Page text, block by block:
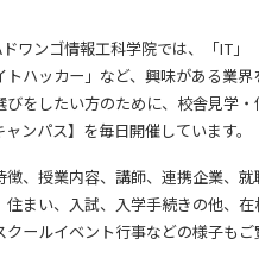
ワンゴ情報工科学院では、「IT」
トハッカー」など、興味がある業
びをしたい方のために、校舎見学
ャンパス】を毎日開催しています。
徴、授業内容、講師、連携企業、
住まい、入試、入学手続きの他、
クールイベント行事などの様子もご